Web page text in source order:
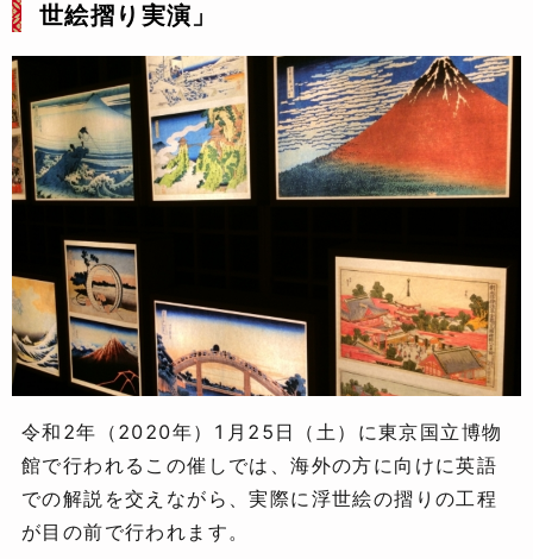
世絵摺り実演」
令和2年（2020年）1月25日（土）に東京国立博物
館で行われるこの催しでは、海外の方に向けに英語
での解説を交えながら、実際に浮世絵の摺りの工程
が目の前で行われます。